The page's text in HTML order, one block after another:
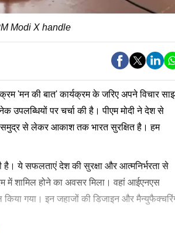
Modi X handle
'मन की बात' कार्यक्रम के जरिए अपने विचार
उपलब्धियों पर चर्चा की है। पीएम मोदी ने देश से
समुद्र से लेकर आकाश तक भारत सुरक्षित है। हम
है। ये सफलताएं देश की सुरक्षा और आत्मनिर्भरता से
में शामिल होने का अवसर मिला। वहां आईएनएस
गया। इन जहाजों की डिजाइन और